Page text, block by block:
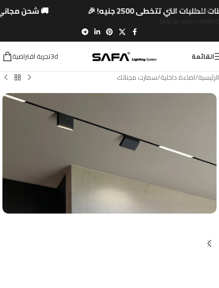
🚚 شحن التي تتخطى 2500 جنيه! 🎉
Skip to navigation
Skip to main content
القائمة
3dتجربة افتراضية
الرئيسية/اضاءة داخلية/سمارت مجناتك